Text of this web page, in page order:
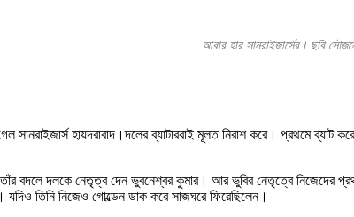
আবার হার সানরাইজার্সের। ছবি
সানরাইজার্স হায়দরাবাদ।দলের ব্যাটাররাই মূলত নিরাশ করে। প্রথমে
বদলে দলকে নেতৃত্ব দেন ভুবনেশ্বর কুমার। আর ভুবির নেতৃত্বে নিজেদের
যদিও তিনি নিজেও গোল্ডেন ডাক করে সাজঘরে ফিরেছিলেন।